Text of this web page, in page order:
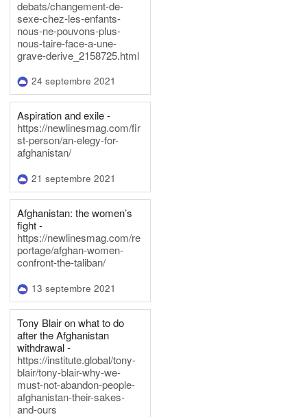
debats/changement-de-
sexe-chez-les-enfants-
nous-ne-pouvons-plus-
nous-taire-face-a-une-
grave-derive_2158725.html
24 septembre 2021
Aspiration and exile -
https://newlinesmag.com/fir
st-person/an-elegy-for-
afghanistan/
21 septembre 2021
Afghanistan: the women’s
fight -
https://newlinesmag.com/re
portage/afghan-women-
confront-the-taliban/
13 septembre 2021
Tony Blair on what to do
after the Afghanistan
withdrawal -
https://institute.global/tony-
blair/tony-blair-why-we-
must-not-abandon-people-
afghanistan-their-sakes-
and-ours